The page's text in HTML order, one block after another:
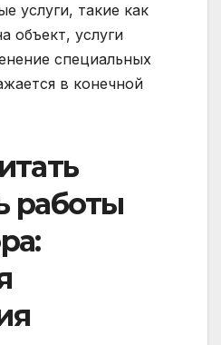
услуги, такие как
объект, услуги
специальных
в конечной
работы